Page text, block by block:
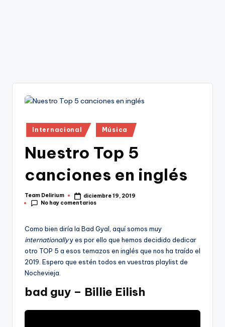
Publicado
en
Internacional Música
Nuestro Top 5
canciones en inglés
Publicado
por
Team Delirium
diciembre 19, 2019
No hay comentarios
Como bien diría la Bad Gyal, aquí somos muy
internationallyy es por ello que hemos decidido dedicar
otro TOP 5 a esos temazos en inglés que nos ha traído el
2019. Espero que estén todos en vuestras playlist de
Nochevieja.
bad guy – Billie Eilish